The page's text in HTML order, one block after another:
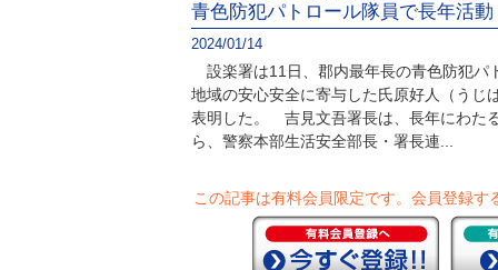
青色防犯パトロール隊員で長年活動
2024/01/14
設楽署は11日、郡内最年長の青色防犯パ
地域の安心安全に寄与した氏原好人（うじ
表明した。 吉見文吾署長は、長年にわた
ら、警察本部生活安全部長・署長連...
この記事は有料会員限定です。 会員登録す